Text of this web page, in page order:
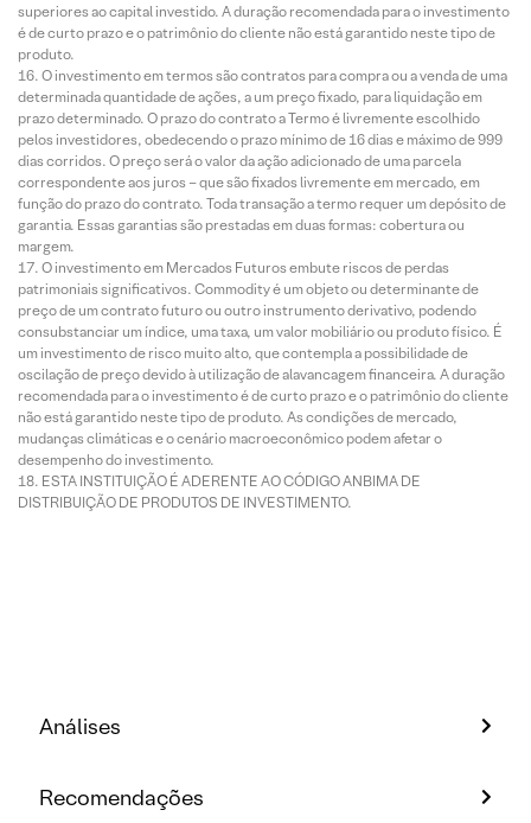
superiores ao capital investido. A duração recomendada para o investimento
é de curto prazo e o patrimônio do cliente não está garantido neste tipo de
produto.
O investimento em termos são contratos para compra ou a venda de uma
determinada quantidade de ações, a um preço fixado, para liquidação em
prazo determinado. O prazo do contrato a Termo é livremente escolhido
pelos investidores, obedecendo o prazo mínimo de 16 dias e máximo de 999
dias corridos. O preço será o valor da ação adicionado de uma parcela
correspondente aos juros – que são fixados livremente em mercado, em
função do prazo do contrato. Toda transação a termo requer um depósito de
garantia. Essas garantias são prestadas em duas formas: cobertura ou
margem.
O investimento em Mercados Futuros embute riscos de perdas
patrimoniais significativos. Commodity é um objeto ou determinante de
preço de um contrato futuro ou outro instrumento derivativo, podendo
consubstanciar um índice, uma taxa, um valor mobiliário ou produto físico. É
um investimento de risco muito alto, que contempla a possibilidade de
oscilação de preço devido à utilização de alavancagem financeira. A duração
recomendada para o investimento é de curto prazo e o patrimônio do cliente
não está garantido neste tipo de produto. As condições de mercado,
mudanças climáticas e o cenário macroeconômico podem afetar o
desempenho do investimento.
ESTA INSTITUIÇÃO É ADERENTE AO CÓDIGO ANBIMA DE
DISTRIBUIÇÃO DE PRODUTOS DE INVESTIMENTO.
Análises
Recomendações